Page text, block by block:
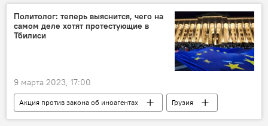
Акция против закона об иноагентах
Политолог: теперь выяснится, чего на
самом деле хотят протестующие в
Тбилиси
9 марта 2023, 17:00
Акция против закона об иноагентах
Грузия
ПОЛИТИКА
НОВОСТИ